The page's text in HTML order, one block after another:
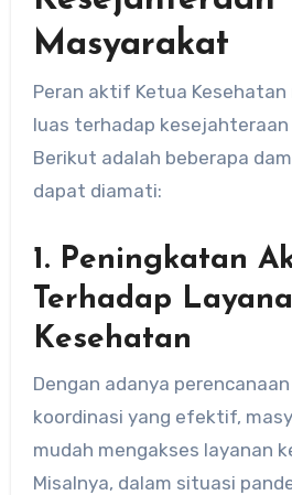
Masyarakat
Peran aktif Ketua
luas terhadap
Berikut adalah beberapa
dapat diamati:
1. Peningkatan
Terhadap
Kesehatan
Dengan adanya
koordinasi yang efektif,
mudah mengakses layanan
Misalnya, dalam situasi